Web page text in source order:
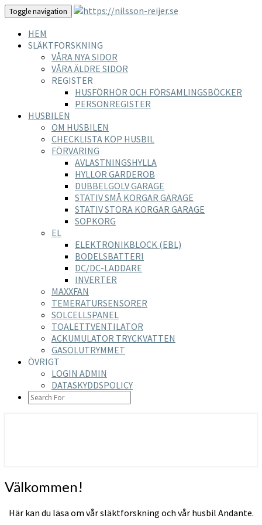
Toggle navigation
HEM
SLÄKTFORSKNING
VÅRA NYA SIDOR
VÅRA ÄLDRE SIDOR
REGISTER
HUSFÖRHÖR OCH FÖRSAMLINGSBÖCKER
PERSONREGISTER
HUSBILEN
OM HUSBILEN
CHECKLISTA KÖP HUSBIL
FÖRVARING
AVLASTNINGSHYLLA
HYLLOR GARDEROB
DUBBELGOLV GARAGE
STATIV SMÅ KORGAR GARAGE
STATIV STORA KORGAR GARAGE
SOPKORG
EL
ELEKTRONIKBLOCK (EBL)
BODELSBATTERI
DC/DC-LADDARE
INVERTER
MAXXFAN
TEMERATURSENSORER
SOLCELLSPANEL
TOALETTVENTILATOR
ACKUMULATOR TRYCKVATTEN
GASOLUTRYMMET
ÖVRIGT
LOGIN ADMIN
DATASKYDDSPOLICY
SEARCH
ICON
Välkommen!
Välkommen!
Här kan du läsa om vår släktforskning och vår husbil Andante.